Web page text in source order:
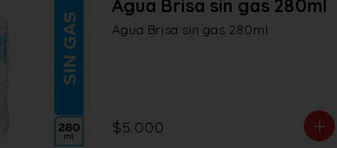
Agua Brisa sin gas 280ml
Agua Brisa sin gas 280ml
$5.000